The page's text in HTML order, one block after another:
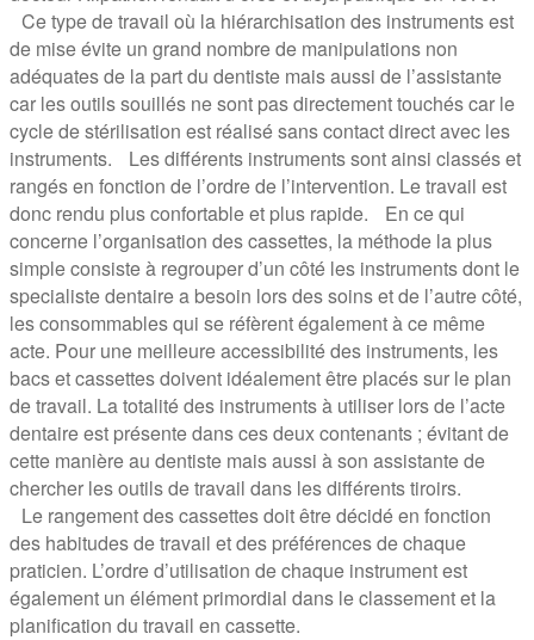
Ce type de travail où la hiérarchisation des instruments est
de mise évite un grand nombre de manipulations non
adéquates de la part du dentiste mais aussi de l’assistante
car les outils souillés ne sont pas directement touchés car le
cycle de stérilisation est réalisé sans contact direct avec les
instruments. Les différents instruments sont ainsi classés et
rangés en fonction de l’ordre de l’intervention. Le travail est
donc rendu plus confortable et plus rapide. En ce qui
concerne l’organisation des cassettes, la méthode la plus
simple consiste à regrouper d’un côté les instruments dont le
specialiste dentaire a besoin lors des soins et de l’autre côté,
les consommables qui se réfèrent également à ce même
acte. Pour une meilleure accessibilité des instruments, les
bacs et cassettes doivent idéalement être placés sur le plan
de travail. La totalité des instruments à utiliser lors de l’acte
dentaire est présente dans ces deux contenants ; évitant de
cette manière au dentiste mais aussi à son assistante de
chercher les outils de travail dans les différents tiroirs.
Le rangement des cassettes doit être décidé en fonction
des habitudes de travail et des préférences de chaque
praticien. L’ordre d’utilisation de chaque instrument est
également un élément primordial dans le classement et la
planification du travail en cassette.